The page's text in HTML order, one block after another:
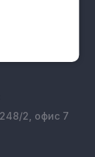
2, офис 7